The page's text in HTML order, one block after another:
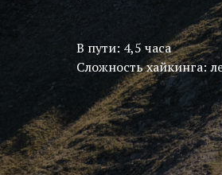
В пути: 4,5 часа
Сложность хайкинга: